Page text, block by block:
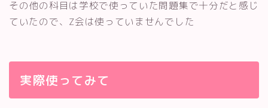
その他の科目は学校で使っていた問題集で十分だと感じ
ていたので、Z会は使っていませんでした
実際使ってみて